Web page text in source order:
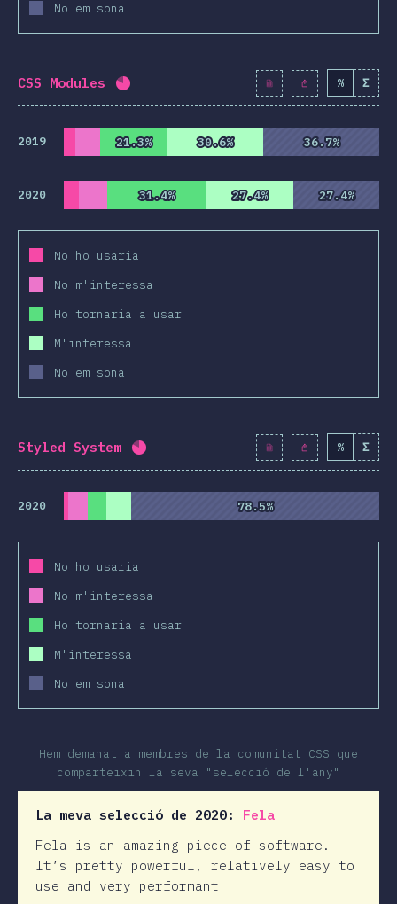
No em sona
CSS Modules Percentatge completat: 80.9 % 9293
% Σ
2019 21.3%
21.3% 30.6%
30.6% 36.7%
36.7%
2020 31.4%
31.4% 27.4%
27.4% 27.4%
27.4%
No ho usaria
No m'interessa
Ho tornaria a usar
M'interessa
No em sona
Styled System Percentatge completat: 80.6 (
% Σ
2020 78.5%
78.5%
No ho usaria
No m'interessa
Ho tornaria a usar
M'interessa
No em sona
Hem demanat a membres de la comunitat CSS que
comparteixin la seva "selecció de l'any"
La meva selecció de 2020: Fela
Fela is an amazing piece of software.
It’s pretty powerful, relatively easy to
use and very performant